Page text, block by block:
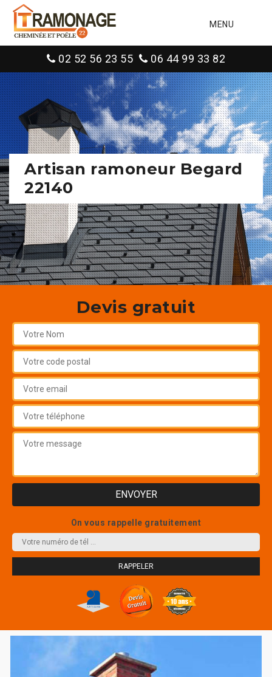
MENU
02 52 56 23 55 06 44 99 33 82
Artisan ramoneur Begard
22140
Devis gratuit
On vous rappelle gratuitement